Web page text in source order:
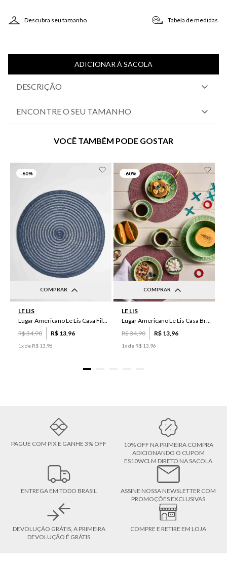
Descubra seu tamanho Tabela de medidas
ADICIONAR À SACOLA
DESCRIÇÃO
ENCONTRE O SEU TAMANHO
VOCÊ TAMBÉM PODE GOSTAR
-60%
COMPRAR
LE LIS
Lugar Americano Le Lis Casa Filipa
R$34,90 R$ 13 96
1x de R$ 13 96
-60%
COMPRAR
LE LIS
Lugar Americano Le Lis Casa Brenda
R$34,90 R$ 13 96
1x de R$ 13 96
PAGUE COM PIX E GANHE 3% OFF
10% OFF NA PRIMEIRA COMPRA
ADICIONANDO O CUPOM
ES10WCLM DIRETO NA SACOLA
ENTREGA EM TODO BRASIL
ASSINE NOSSA NEWSLETTER COM
PROMOÇÕES EXCLUSIVAS
DEVOLUÇÃO GRÁTIS, A PRIMEIRA
DEVOLUÇÃO É GRÁTIS
COMPRE E RETIRE EM LOJA